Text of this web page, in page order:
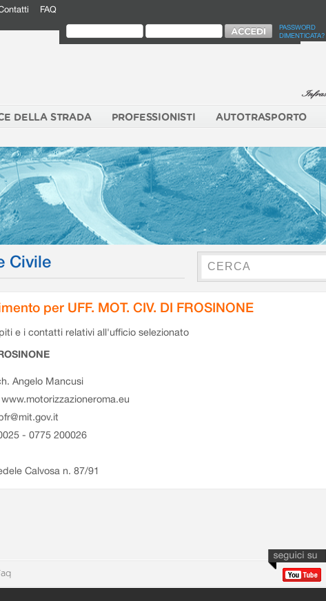
FAQ
PASSWORD
DIMENTICATA?
DELLA STRADA PROFESSIONISTI AUTOTRASPORTO
Civile
per UFF. MOT. CIV. DI FROSINONE
e i contatti relativi all'ufficio selezionato
Angelo Mancusi
- 0775 200026
Calvosa n. 87/91